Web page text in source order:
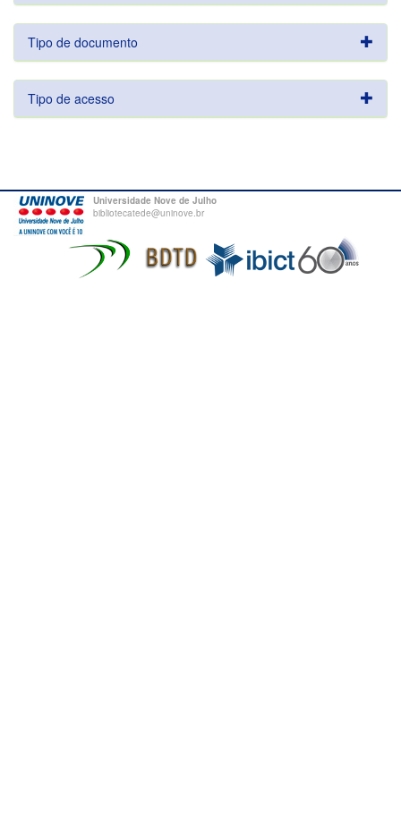
Tipo de documento
Tipo de acesso
Universidade Nove de Julho
bibliotecatede@uninove.br